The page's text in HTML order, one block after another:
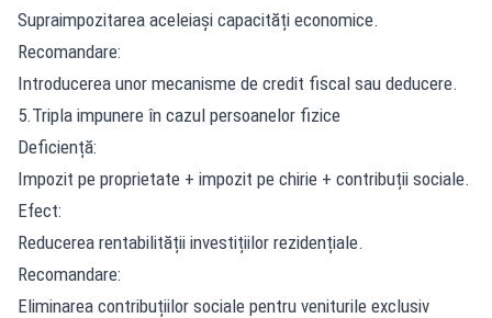
Supraimpozitarea aceleiași capacități economice.
Recomandare:
Introducerea unor mecanisme de credit fiscal sau deducere.
5.Tripla impunere în cazul persoanelor fizice
Deficiență:
Impozit pe proprietate + impozit pe chirie + contribuții sociale.
Efect:
Reducerea rentabilității investițiilor rezidențiale.
Recomandare:
Eliminarea contribuțiilor sociale pentru veniturile exclusiv